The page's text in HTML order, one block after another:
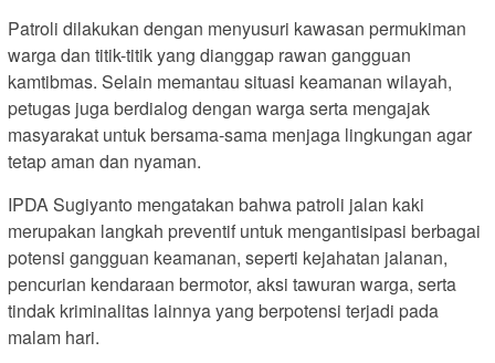
Patroli dilakukan dengan menyusuri kawasan permukiman
warga dan titik-titik yang dianggap rawan gangguan
kamtibmas. Selain memantau situasi keamanan wilayah,
petugas juga berdialog dengan warga serta mengajak
masyarakat untuk bersama-sama menjaga lingkungan agar
tetap aman dan nyaman.
IPDA Sugiyanto mengatakan bahwa patroli jalan kaki
merupakan langkah preventif untuk mengantisipasi berbagai
potensi gangguan keamanan, seperti kejahatan jalanan,
pencurian kendaraan bermotor, aksi tawuran warga, serta
tindak kriminalitas lainnya yang berpotensi terjadi pada
malam hari.